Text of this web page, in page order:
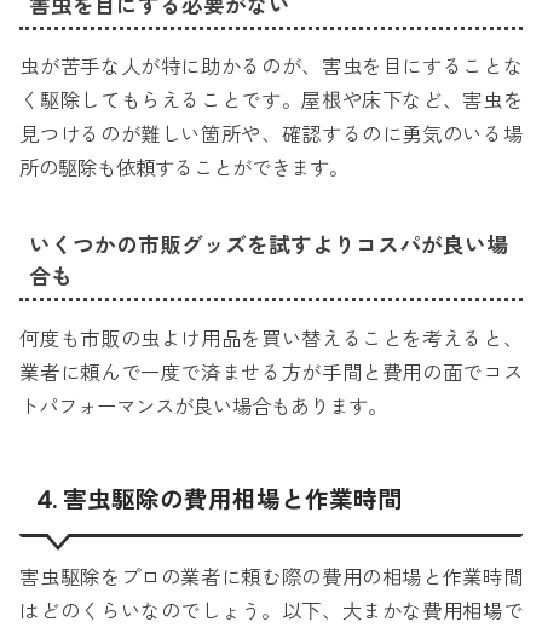
害虫を目にする必要がない
虫が苦手な人が特に助かるのが、害虫を目にすることな
く駆除してもらえることです。屋根や床下など、害虫を
見つけるのが難しい箇所や、確認するのに勇気のいる場
所の駆除も依頼することができます。
いくつかの市販グッズを試すよりコスパが良い場
合も
何度も市販の虫よけ用品を買い替えることを考えると、
業者に頼んで一度で済ませる方が手間と費用の面でコス
トパフォーマンスが良い場合もあります。
4. 害虫駆除の費用相場と作業時間
害虫駆除をプロの業者に頼む際の費用の相場と作業時間
はどのくらいなのでしょう。以下、大まかな費用相場で